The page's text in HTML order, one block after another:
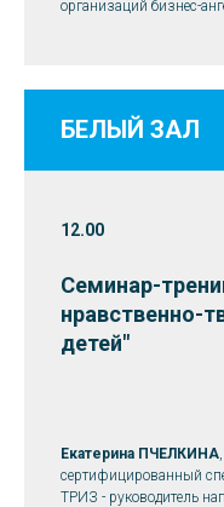
организаций бизнес-
БЕЛЫЙ ЗАЛ
12.00
Семинар-
нравственно-
детей"
Екатерина ПЧЕЛКИНА
сертифицированный
ТРИЗ - руководитель